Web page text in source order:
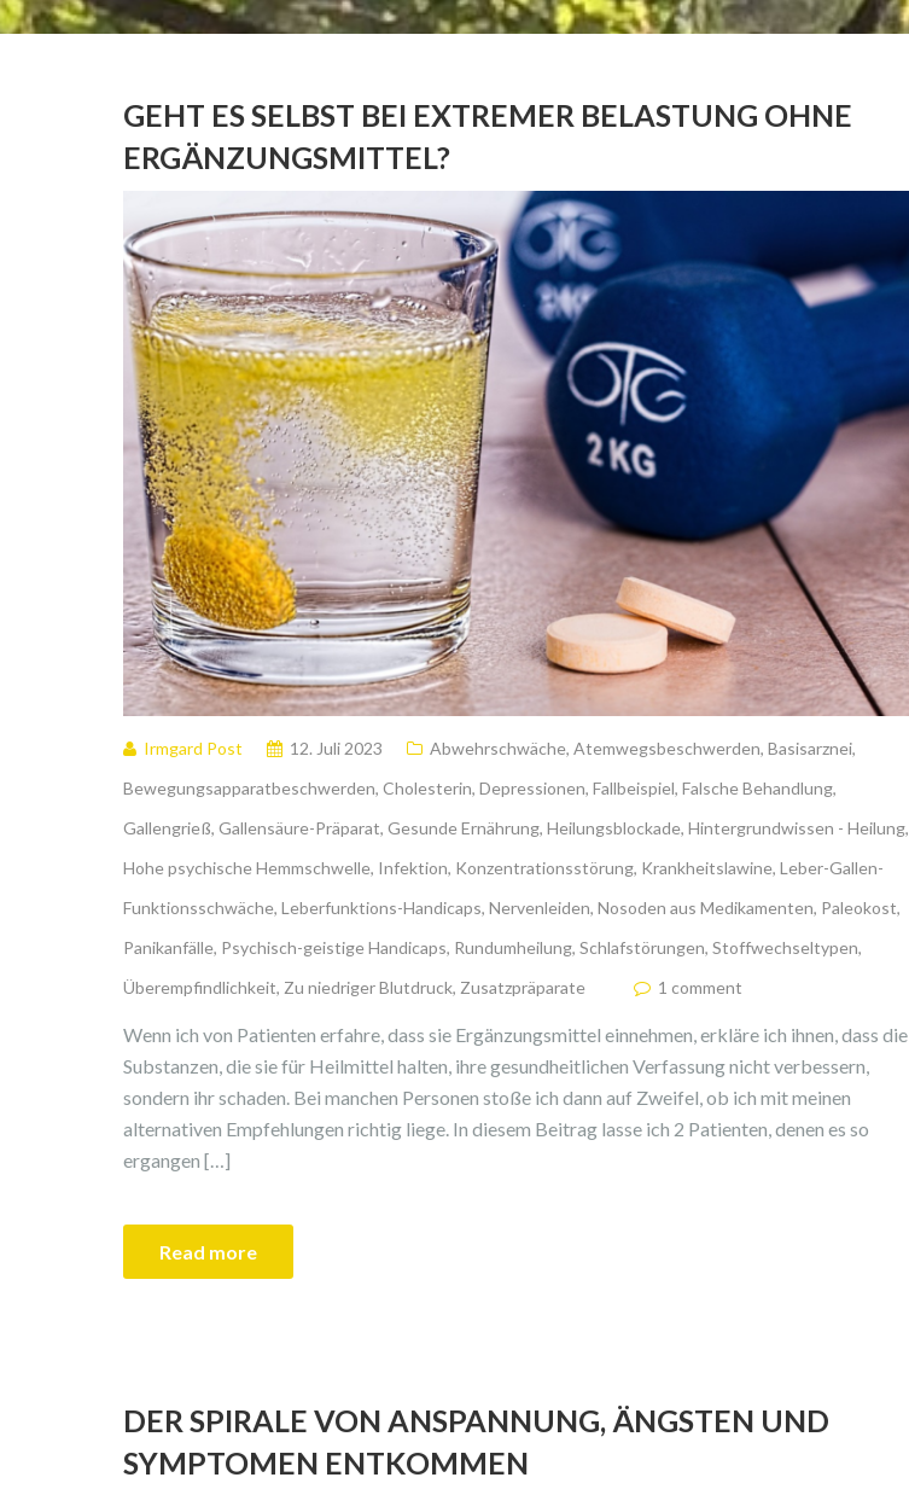
GEHT ES SELBST BEI EXTREMER BELASTUNG OHNE
ERGÄNZUNGSMITTEL?
Irmgard Post 12. Juli 2023 Abwehrschwäche, Atemwegsbeschwerden, Basisarznei,
Bewegungsapparatbeschwerden, Cholesterin, Depressionen, Fallbeispiel, Falsche Behandlung,
Gallengrieß, Gallensäure-Präparat, Gesunde Ernährung, Heilungsblockade, Hintergrundwissen - Heilung,
Hohe psychische Hemmschwelle, Infektion, Konzentrationsstörung, Krankheitslawine, Leber-Gallen-
Funktionsschwäche, Leberfunktions-Handicaps, Nervenleiden, Nosoden aus Medikamenten, Paleokost,
Panikanfälle, Psychisch-geistige Handicaps, Rundumheilung, Schlafstörungen, Stoffwechseltypen,
Überempfindlichkeit, Zu niedriger Blutdruck, Zusatzpräparate 1 comment
Wenn ich von Patienten erfahre, dass sie Ergänzungsmittel einnehmen, erkläre ich ihnen, dass die
Substanzen, die sie für Heilmittel halten, ihre gesundheitlichen Verfassung nicht verbessern,
sondern ihr schaden. Bei manchen Personen stoße ich dann auf Zweifel, ob ich mit meinen
alternativen Empfehlungen richtig liege. In diesem Beitrag lasse ich 2 Patienten, denen es so
ergangen […]
Read more
DER SPIRALE VON ANSPANNUNG, ÄNGSTEN UND
SYMPTOMEN ENTKOMMEN